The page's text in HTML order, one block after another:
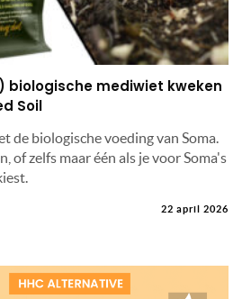
biologische mediwiet kweken
Soil
de biologische voeding van Soma.
of zelfs maar één als je voor Soma's
22 april 2026